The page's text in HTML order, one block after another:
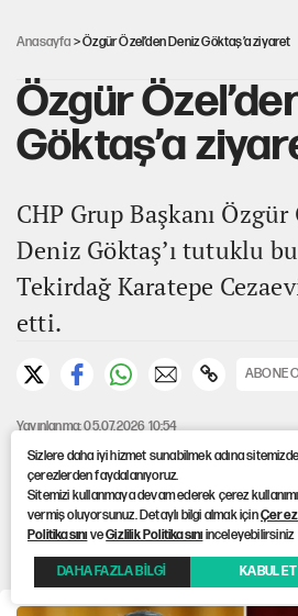
Anasayfa > Özgür Özel’den Deniz Göktaş’a ziyaret
Özgür
Göktaş’a
CHP Grup Başkanı
Deniz Göktaş’ı tutuklu
Tekirdağ Karatepe
etti.
ABONE
Yayınlanma: 05.07.2026 10:54
Haberlerini algoritmaya
okuyacağına sen karar ver.
kaynaklar
Sizlere daha iyi hizmet sunabilmek adına sitemizde
çerezlerden faydalanıyoruz.
Sitemizi kullanmaya devam ederek çerez
vermiş oluyorsunuz. Detaylı bilgi almak içinÇerez
PolitikasınıveGizlilik Politikasınıinceleyebilirsiniz
DAHA FAZLA BİLGİ KABUL ET